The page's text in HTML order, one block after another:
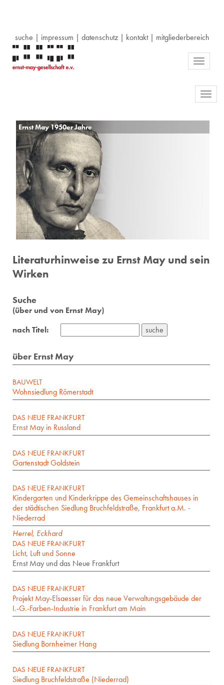
suche | impressum | datenschutz| kontakt| mitgliederbereich
Toggle
Ernst May 1950er Jahre
Literaturhinweise zu Ernst May und sein
Wirken
Suche
(über und von Ernst May)
nach Titel:
über Ernst May
BAUWELT
Wohnsiedlung Römerstadt
DAS NEUE FRANKFURT
Ernst May in Russland
DAS NEUE FRANKFURT
Gartenstadt Goldstein
DAS NEUE FRANKFURT
Kindergarten und Kinderkrippe des Gemeinschaftshauses in
der städtischen Siedlung Bruchfeldstraße, Frankfurt a.M. -
Niederrad
Herrel, Eckhard
DAS NEUE FRANKFURT
Licht, Luft und Sonne
Ernst May und das Neue Frankfurt
DAS NEUE FRANKFURT
Projekt May-Elsaesser für das neue Verwaltungsgebäude der
I.-G.-Farben-Industrie in Frankfurt am Main
DAS NEUE FRANKFURT
Siedlung Bornheimer Hang
DAS NEUE FRANKFURT
Siedlung Bruchfeldstraße (Niederrad)